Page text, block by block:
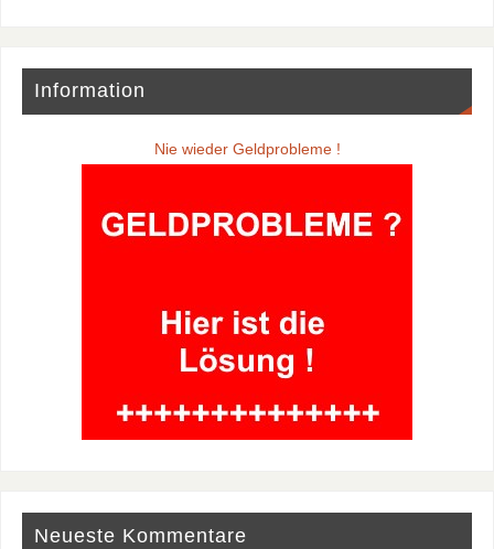
Information
Nie wieder Geldprobleme !
Neueste Kommentare